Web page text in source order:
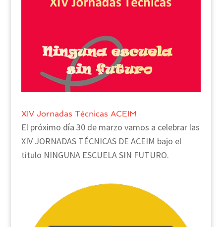
XIV Jornadas Técnicas ACEIM
El próximo día 30 de marzo vamos a celebrar las
XIV JORNADAS TÉCNICAS DE ACEIM bajo el
titulo NINGUNA ESCUELA SIN FUTURO.